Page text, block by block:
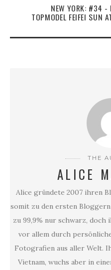
NEW YORK: #34 -
TOPMODEL FEIFEI SUN
THE
ALICE
Alice gründete 2007 ihren
somit zu den ersten
zu 99,9% nur schwarz,
vor allem durch
Fotografien aus aller Welt.
Vietnam, wuchs aber in